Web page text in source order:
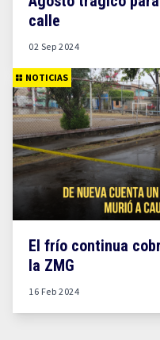
calle
02 Sep 2024
NOTICIAS
El frío continua
la ZMG
16 Feb 2024